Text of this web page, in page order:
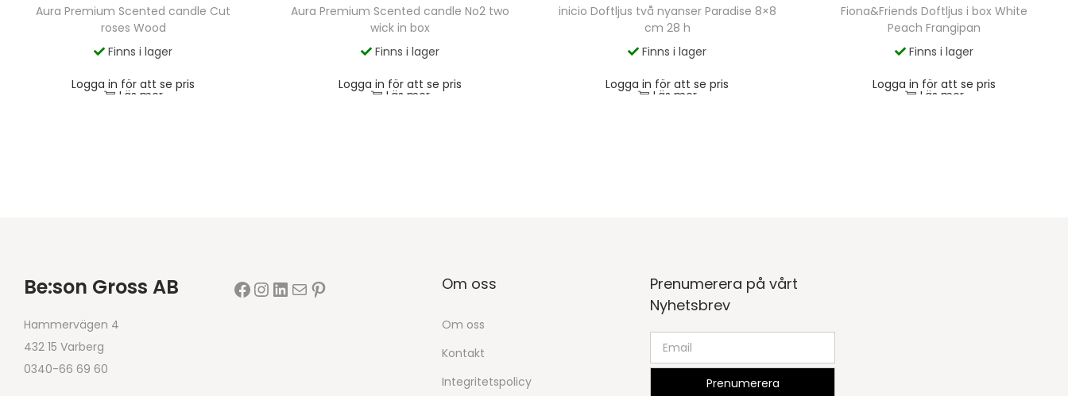
Aura Premium Scented candle Cut
roses Wood
Finns i lager
Logga in för att se pris
Läs mer
Aura Premium Scented candle No2 two
wick in box
Finns i lager
Logga in för att se pris
Läs mer
inicio Doftljus två nyanser Paradise 8×8
cm 28 h
Finns i lager
Logga in för att se pris
Läs mer
Fiona&Friends Doftljus i box White
Peach Frangipan
Finns i lager
Logga in för att se pris
Läs mer
Be:son Gross AB
Hammervägen 4
432 15 Varberg
0340-66 69 60
Om oss
Om oss
Kontakt
Integritetspolicy
Prenumerera på vårt
Nyhetsbrev